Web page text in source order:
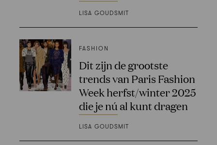
LISA GOUDSMIT
FASHION
Dit zijn de grootste
trends van Paris Fashion
Week herfst/winter 2025
die je nú al kunt dragen
LISA GOUDSMIT